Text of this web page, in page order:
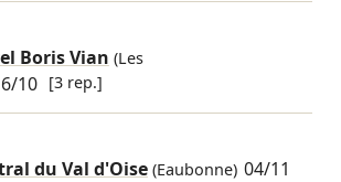
Boris Vian (Les
10 [3 rep.]
du Val d'Oise(Eaubonne) 04/11